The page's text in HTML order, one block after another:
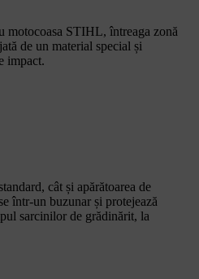
motocoasa STIHL, întreaga zonă
de un material special și
impact.
cât și apărătoarea de
într-un buzunar și protejează
sarcinilor de grădinărit, la